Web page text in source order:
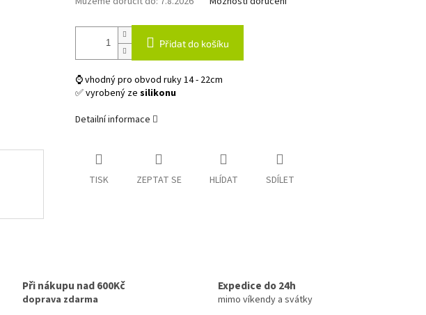
Přidat do košíku
⌚ vhodný pro obvod ruky 14 - 22cm
✅ vyrobený ze silikonu
Detailní informace
TISK ZEPTAT SE HLÍDAT SDÍLET
Při nákupu nad 600Kč
doprava zdarma
Expedice do 24h
mimo víkendy a svátky